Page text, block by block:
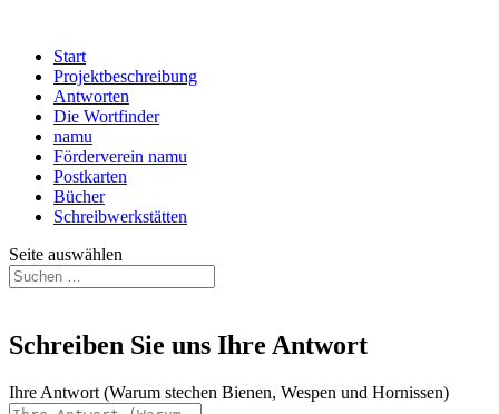
Start
Projektbeschreibung
Antworten
Die Wortfinder
namu
Förderverein namu
Postkarten
Bücher
Schreibwerkstätten
Seite auswählen
Schreiben Sie uns Ihre Antwort
Ihre Antwort (Warum stechen Bienen, Wespen und Hornissen)